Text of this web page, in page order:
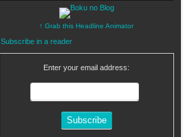
↑ Grab this Headline Animator
Subscribe in a reader
Enter your email address: